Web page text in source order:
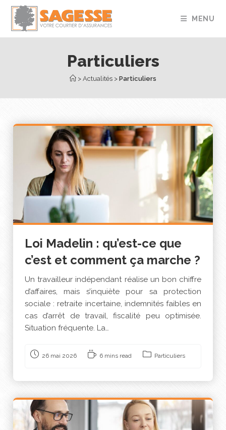
MENU
Particuliers
> Actualités > Particuliers
Loi Madelin : qu’est-ce que
c’est et comment ça marche ?
Un travailleur indépendant réalise un bon chiffre
d’affaires, mais s’inquiète pour sa protection
sociale : retraite incertaine, indemnités faibles en
cas d’arrêt de travail, fiscalité peu optimisée.
Situation fréquente. La…
26 mai 2026 6 mins read Particuliers